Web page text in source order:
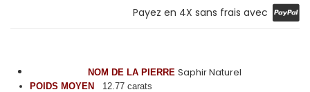
Payez en 4X sans frais avec
NOM DE LA PIERRE Saphir Naturel
POIDS MOYEN
12.77 carats